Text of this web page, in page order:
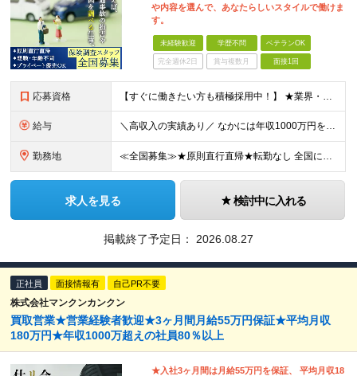
や内容を選んで、あなたらしいスタイルで働けま
す。
未経験歓迎 学歴不問 ベテランOK
完全週休2日 賞与複数月 面接1回
応募資格 【すぐに働きたい方も積極採用中！】 ★業界・職種未経験の方も歓迎…特別な知識は不問です ★年齢不問…40代50代を中心に幅広い年齢層の方が活躍中です ※学歴不問 ≪異業種出身の未経験者も活躍していま
給与 ＼高収入の実績あり／ なかには年収1000万円を超えるスペシャリストもいらっしゃいます！ 【完全出来高報酬制】 ★仕事に慣れるまで収入をサポート 1か月目：報酬が通常の2倍 2か月目：報酬が通常の1
勤務地 ≪全国募集≫★原則直行直帰★転勤なし 全国に55の拠点を展開していますので、現在お住いの地域で働けます。また、原則直行直帰で調査を行い、レポート作成はご自宅にて行うことができるため、自分のペースで働け
求人を見る 検討中に入れる
掲載終了予定日： 2026.08.27
正社員 面接情報有 自己PR不要
株式会社マンクンカンクン
買取営業★営業経験者歓迎★3ヶ月間月給55万円保証★平均月収
180万円★年収1000万超えの社員80％以上
★入社3ヶ月間は月給55万円を保証、 平均月収18